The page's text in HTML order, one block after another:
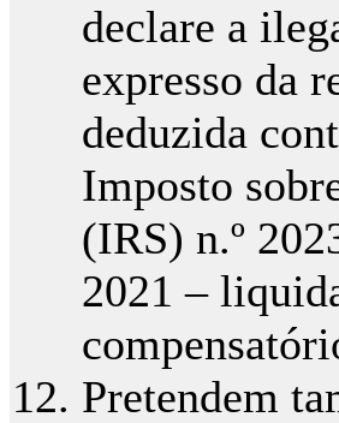
declare a
expresso da
deduzida
Imposto
(IRS) n.º
2021 –
Pretendem